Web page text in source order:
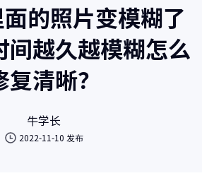
的照片变模糊了
间越久越模糊怎么
复清晰？
牛学长
2022-11-10 发布